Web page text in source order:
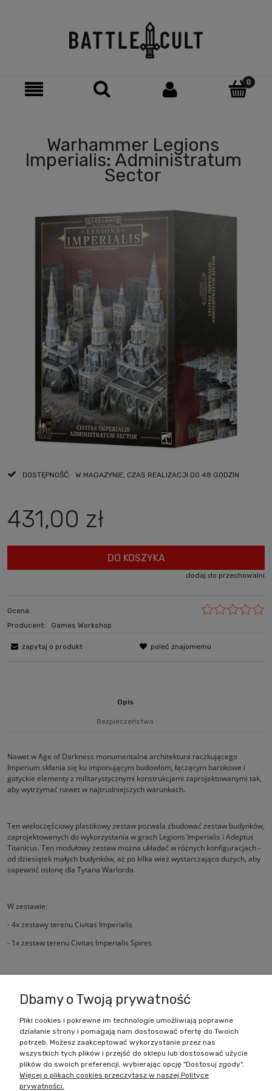
Warhammer Legions
Imperialis: Administratum
Sector
DOSTĘPNOŚĆ: W MAGAZYNIE, CZAS REALIZACJI DO 48 GODZIN
431,00 zł
DO KOSZYKA
dodaj do przechowalni
Ocena:
Producent:
Games Workshop
zapytaj o produkt poleć znajomemu
Opis
Bezpieczeństwo
Nawet w Age of Darkness monumentalna architektura raczkującego
Imperium skłania się ku imponującym budowlom, łączącym barokowe i
gotyckie elementy z militarystycznymi konstrukcjami zaprojektowanymi tak,
aby wytrzymać nawet w najtrudniejszych warunkach.
Ten wieloczęściowy plastikowy zestaw pozwala zbudować zestaw budynków,
zaprojektowanych do wykorzystania w grach Legions Imperialis i Adeptus
Titanicus. Ten modułowy zestaw można układać w różnych konfiguracjach -
od dziesiątek małych budynków, aż po kilka wież wystarczająco dużych, aby
zapewnić osłonę dla Tytana Warlorda.
W zestawie:
- 4x zestawy terenu Civitas Imperialis
- 1x zestaw terenu Civitas Imperialis Spires
Zakupy
Pomoc
Dbamy o Twoją prywatność
Pliki cookies i pokrewne im technologie umożliwiają poprawne
działanie strony i pomagają nam dostosować ofertę do Twoich
potrzeb. Możesz zaakceptować wykorzystanie przez nas
wszystkich tych plików i przejść do sklepu lub dostosować użycie
plików do swoich preferencji, wybierając opcję "Dostosuj zgody".
Więcej o plikach cookies przeczytasz w naszej Polityce
prywatności.